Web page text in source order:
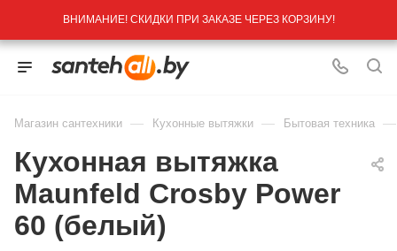
ВНИМАНИЕ! СКИДКИ ПРИ ЗАКАЗЕ ЧЕРЕЗ КОРЗИНУ!
Магазин сантехники — Кухонные вытяжки — Бытовая техника —
Кухонная вытяжка
Maunfeld Crosby Power
60 (белый)